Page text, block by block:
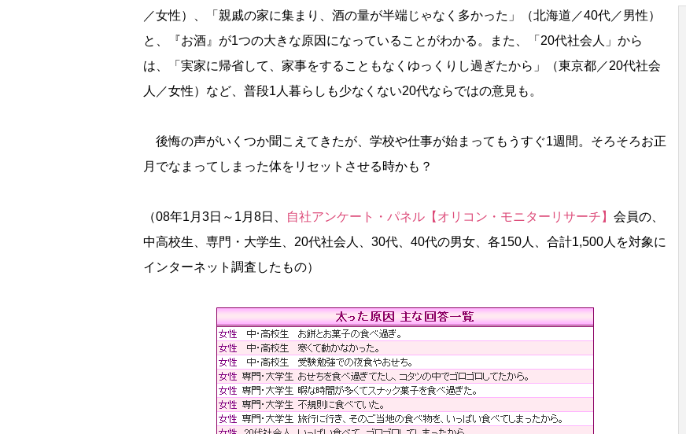
／女性）、「親戚の家に集まり、酒の量が半端じゃなく多かった」（北海道／40代／男性）
と、『お酒』が1つの大きな原因になっていることがわかる。また、「20代社会人」から
は、「実家に帰省して、家事をすることもなくゆっくりし過ぎたから」（東京都／20代社会
人／女性）など、普段1人暮らしも少なくない20代ならではの意見も。
後悔の声がいくつか聞こえてきたが、学校や仕事が始まってもうすぐ1週間。そろそろお正
月でなまってしまった体をリセットさせる時かも？
（08年1月3日～1月8日、 自社アンケート・パネル【オリコン・モニターリサーチ】 会員の、
中高校生、専門・大学生、20代社会人、30代、40代の男女、各150人、合計1,500人を対象に
インターネット調査したもの）